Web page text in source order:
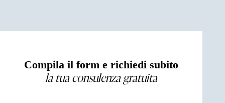
Compila il form e richiedi subito
la tua consulenza gratuita